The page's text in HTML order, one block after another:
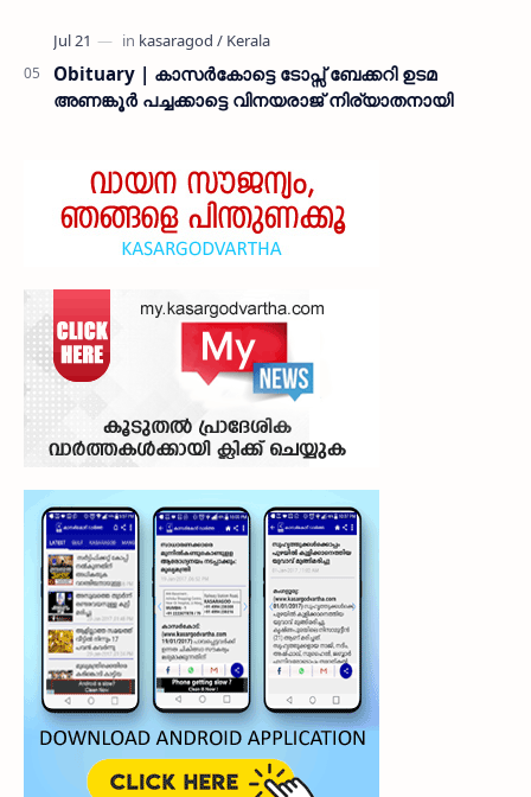
Obituary | കാസർകോട്ടെ ടോപ്സ് ബേക്കറി ഉടമ
അണങ്കൂർ പച്ചക്കാട്ടെ വിനയരാജ് നിര്യാതനായി